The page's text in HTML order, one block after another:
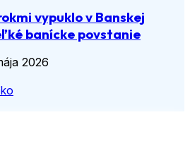
vypuklo v Banskej
banícke povstanie
2026